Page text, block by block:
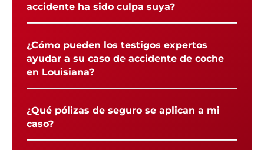
accidente ha sido culpa suya?
¿Cómo pueden los testigos expertos
ayudar a su caso de accidente de coche
en Louisiana?
¿Qué pólizas de seguro se aplican a mi
caso?